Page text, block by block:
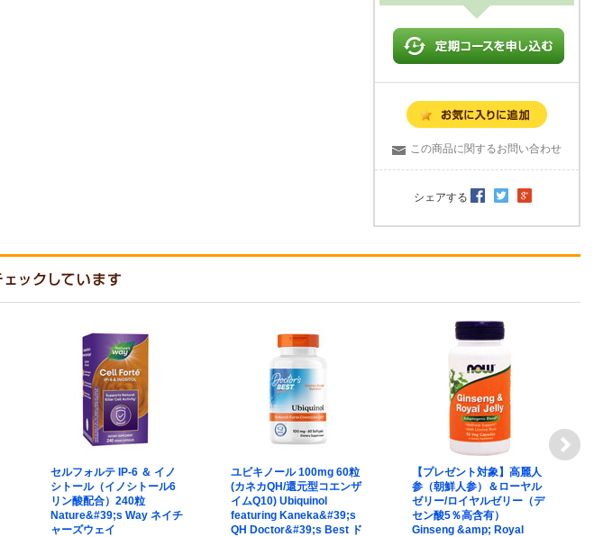
この商品に関するお問い合わせ
シェアする
セルフォルテ IP-6 ＆ イノ
シトール（イノシトール6
リン酸配合）240粒
Nature&#39;s Way ネイチ
ャーズウェイ
ユビキノール 100mg 60粒
(カネカQH/還元型コエンザ
イムQ10) Ubiquinol
featuring Kaneka&#39;s
QH Doctor&#39;s Best ド
【プレゼント対象】高麗人
参（朝鮮人参）＆ローヤル
ゼリー/ロイヤルゼリー（デ
セン酸5％高含有）
Ginseng &amp; Royal